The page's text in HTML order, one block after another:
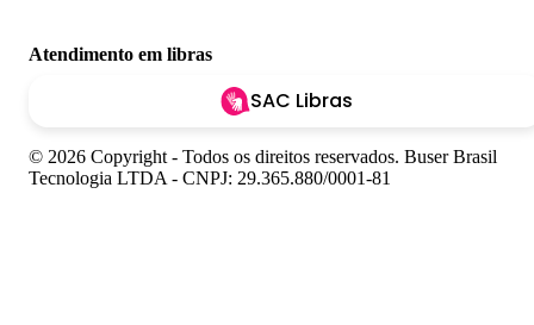
Atendimento em libras
SAC Libras
© 2026 Copyright - Todos os direitos reservados. Buser Brasil
Tecnologia LTDA - CNPJ: 29.365.880/0001-81